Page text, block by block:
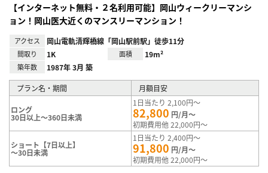
【インターネット無料・２名利用可能】岡山ウィークリーマンシ
ョン！岡山医大近くのマンスリーマンション！
アクセス 岡山電軌清輝橋線「岡山駅前駅」徒歩11分
間取り 1K 面積 19m²
築年数 1987年 3月 築
プラン名・期間 月額目安
ロング
30日以上～360日未満
1日当たり 2,100円～
82,800 円/月～
初期費用他 22,000円～
ショート【7日以上】
～30日未満
1日当たり 2,400円～
91,800 円/月～
初期費用他 22,000円～